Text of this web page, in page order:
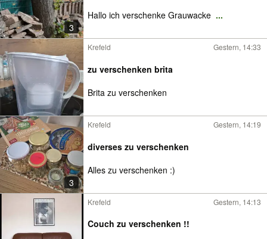
3
Hallo ich verschenke Grauwacke ...
Krefeld Gestern, 14:33
zu verschenken brita
Brita zu verschenken
3
Krefeld Gestern, 14:19
diverses zu verschenken
Alles zu verschenken :)
Krefeld Gestern, 14:13
Couch zu verschenken !!